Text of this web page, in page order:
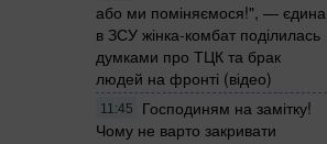
або ми поміняємося!", — єдина
в ЗСУ жінка-комбат поділилась
думками про ТЦК та брак
людей на фронті (відео)
11:45
Господиням на замітку!
Чому не варто закривати